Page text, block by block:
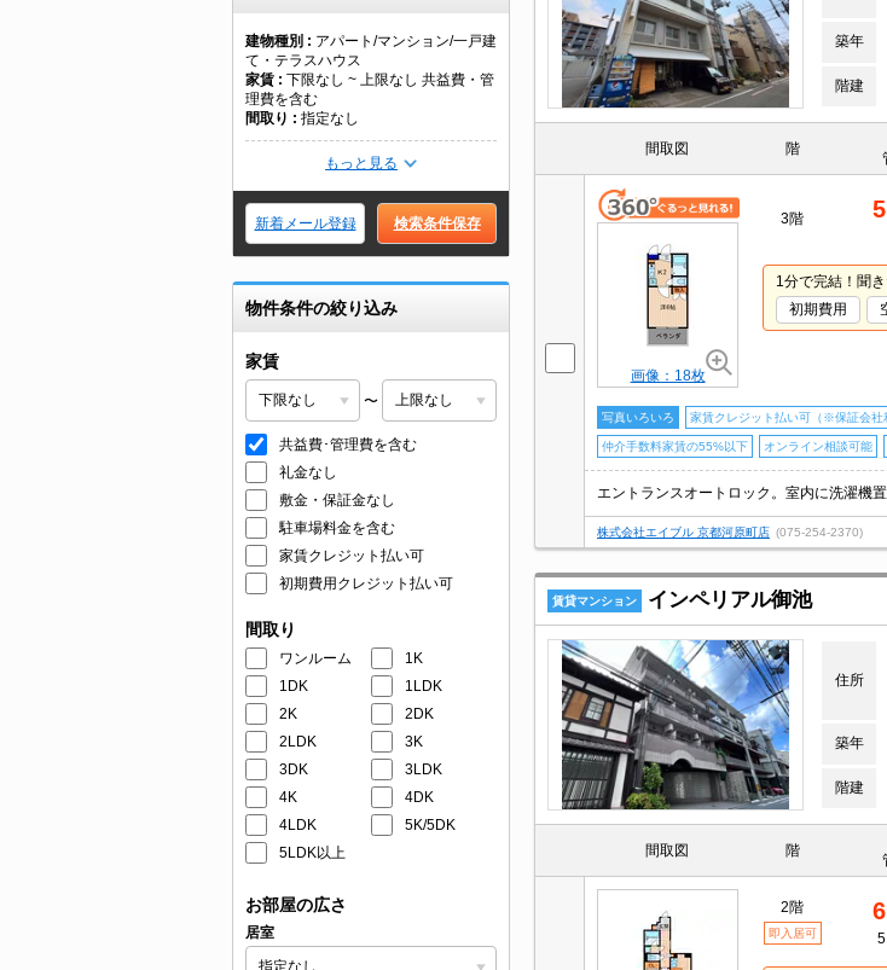
建物種別
アパート/マンション/一戸建
て・テラスハウス
家賃
下限なし ~ 上限なし 共益費・管
理費を含む
間取り
指定なし
もっと見る
新着メール登録 検索条件保存
物件条件の絞り込み
家賃
〜
共益費･管理費を含む
礼金なし
敷金・保証金なし
駐車場料金を含む
家賃クレジット払い可
初期費用クレジット払い可
間取り
ワンルーム
1K
1DK
1LDK
2K
2DK
2LDK
3K
3DK
3LDK
4K
4DK
4LDK
5K/5DK
5LDK以上
お部屋の広さ
居室
築年
階建
間取図 階
画像：18枚
3階
1分で完結！聞
初期費用
写真いろいろ 家賃クレジット払い可（※保証会社
仲介手数料家賃の55%以下 オンライン相談可能
株式会社エイブル 京都河原町店 (075-254-2370)
賃貸マンション インペリアル御池
住所
築年
階建
間取図 階
2階
即入居可